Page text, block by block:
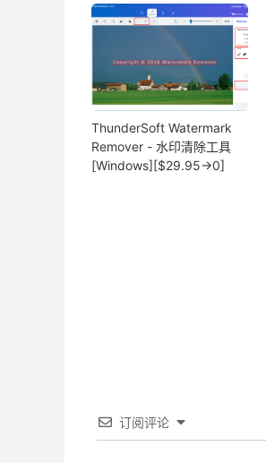
ThunderSoft Watermark
Remover - 水印清除工具
[Windows][$29.95→0]
订阅评论